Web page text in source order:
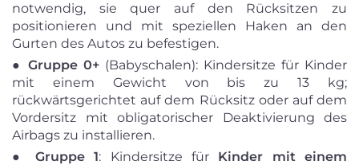
notwendig, sie quer auf den Rücksitzen zu
positionieren und mit speziellen Haken an den
Gurten des Autos zu befestigen.
● Gruppe 0+ (Babyschalen): Kindersitze für Kinder
mit einem Gewicht von bis zu 13 kg;
rückwärtsgerichtet auf dem Rücksitz oder auf dem
Vordersitz mit obligatorischer Deaktivierung des
Airbags zu installieren.
● Gruppe 1: Kindersitze für Kinder mit einem